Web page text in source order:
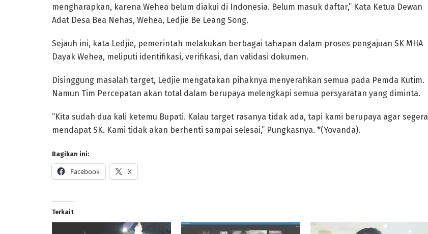
mengharapkan, karena Wehea belum diakui di Indonesia. Belum masuk daftar,” Kata Ketua Dewan
Adat Desa Bea Nehas, Wehea, Ledjie Be Leang Song.
Sejauh ini, kata Ledjie, pemerintah melakukan berbagai tahapan dalam proses pengajuan SK MHA
Dayak Wehea, meliputi identifikasi, verifikasi, dan validasi dokumen.
Disinggung masalah target, Ledjie mengatakan pihaknya menyerahkan semua pada Pemda Kutim.
Namun Tim Percepatan akan total dalam berupaya melengkapi semua persyaratan yang diminta.
“Kita sudah dua kali ketemu Bupati. Kalau target rasanya tidak ada, tapi kami berupaya agar segera
mendapat SK. Kami tidak akan berhenti sampai selesai,” Pungkasnya. *(Yovanda).
Bagikan ini:
Facebook X
Terkait